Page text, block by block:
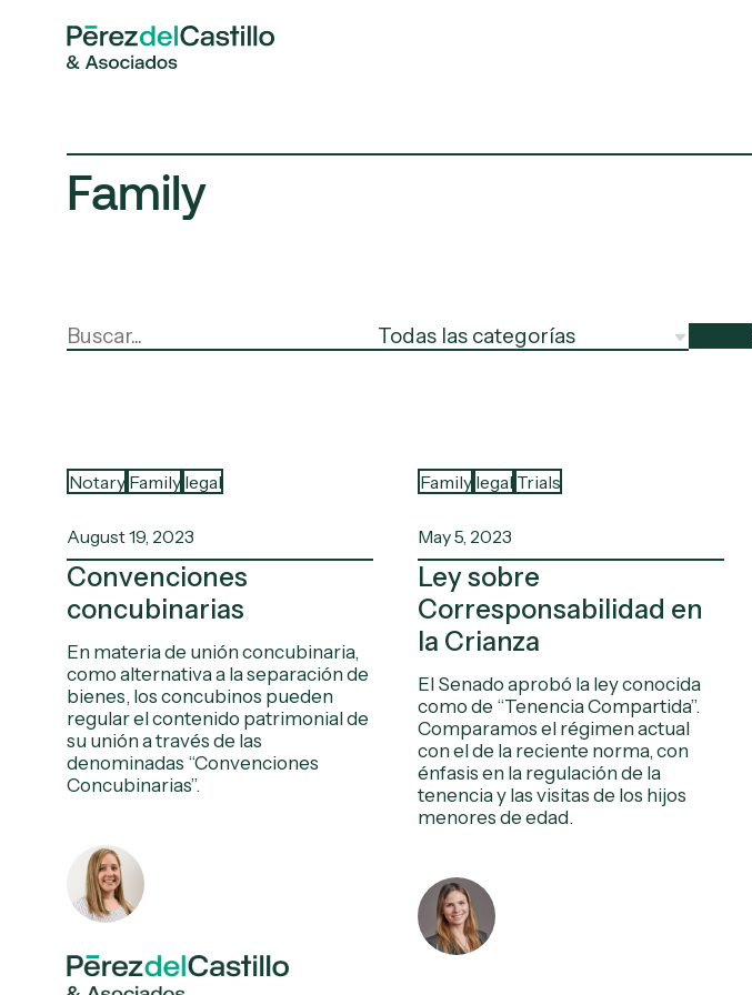
Family
Notary Family legal
August 19, 2023
Convenciones
concubinarias
En materia de unión concubinaria,
como alternativa a la separación de
bienes, los concubinos pueden
regular el contenido patrimonial de
su unión a través de las
denominadas “Convenciones
Concubinarias”.
Family legal Trials
May 5, 2023
Ley sobre
Corresponsabilidad en
la Crianza
El Senado aprobó la ley conocida
como de “Tenencia Compartida”.
Comparamos el régimen actual
con el de la reciente norma, con
énfasis en la regulación de la
tenencia y las visitas de los hijos
menores de edad.